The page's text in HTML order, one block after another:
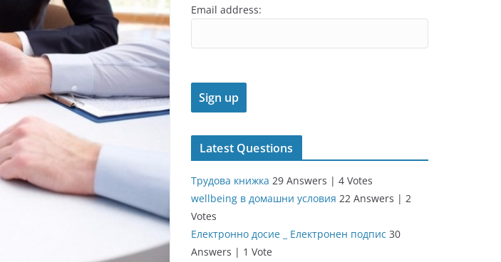
Email address:
Latest Questions
Трудова книжка 29 Answers | 4 Votes
wellbeing в домашни условия 22 Answers | 2
Votes
Електронно досие _ Електронен подпис 30
Answers | 1 Vote